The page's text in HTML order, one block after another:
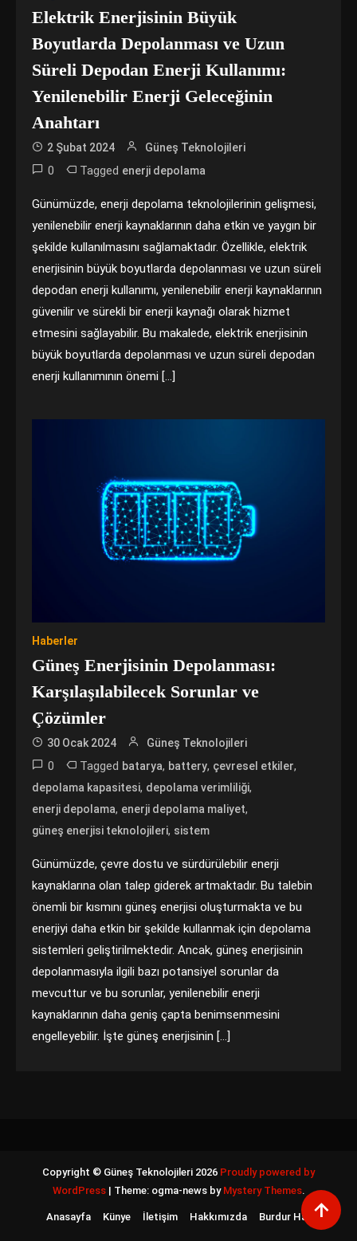
Elektrik Enerjisinin Büyük
Boyutlarda Depolanması ve Uzun
Süreli Depodan Enerji Kullanımı:
Yenilenebilir Enerji Geleceğinin
Anahtarı
2 Şubat 2024 Güneş Teknolojileri
0 Tagged enerji depolama
Günümüzde, enerji depolama teknolojilerinin gelişmesi,
yenilenebilir enerji kaynaklarının daha etkin ve yaygın bir
şekilde kullanılmasını sağlamaktadır. Özellikle, elektrik
enerjisinin büyük boyutlarda depolanması ve uzun süreli
depodan enerji kullanımı, yenilenebilir enerji kaynaklarının
güvenilir ve sürekli bir enerji kaynağı olarak hizmet
etmesini sağlayabilir. Bu makalede, elektrik enerjisinin
büyük boyutlarda depolanması ve uzun süreli depodan
enerji kullanımının önemi […]
Haberler
Güneş Enerjisinin Depolanması:
Karşılaşılabilecek Sorunlar ve
Çözümler
30 Ocak 2024 Güneş Teknolojileri
0 Tagged batarya, battery, çevresel etkiler,
depolama kapasitesi, depolama verimliliği,
enerji depolama, enerji depolama maliyet,
güneş enerjisi teknolojileri, sistem
Günümüzde, çevre dostu ve sürdürülebilir enerji
kaynaklarına olan talep giderek artmaktadır. Bu talebin
önemli bir kısmını güneş enerjisi oluşturmakta ve bu
enerjiyi daha etkin bir şekilde kullanmak için depolama
sistemleri geliştirilmektedir. Ancak, güneş enerjisinin
depolanmasıyla ilgili bazı potansiyel sorunlar da
mevcuttur ve bu sorunlar, yenilenebilir enerji
kaynaklarının daha geniş çapta benimsenmesini
engelleyebilir. İşte güneş enerjisinin […]
Copyright © Güneş Teknolojileri 2026 Proudly powered by
WordPress | Theme: ogma-news by Mystery Themes.
Anasayfa Künye İletişim Hakkımızda Burdur Haber